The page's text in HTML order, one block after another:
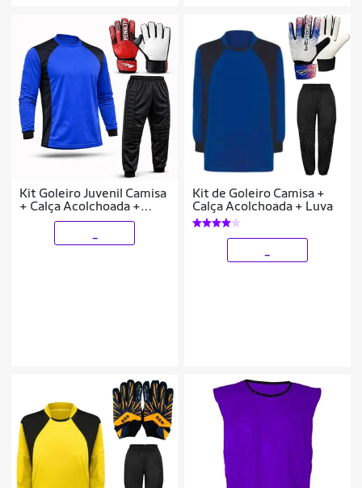
Kit Goleiro Juvenil Camisa
+ Calça Acolchoada +
Luva De Goleiro Penalty
Kit de Goleiro Camisa +
Calça Acolchoada + Luva